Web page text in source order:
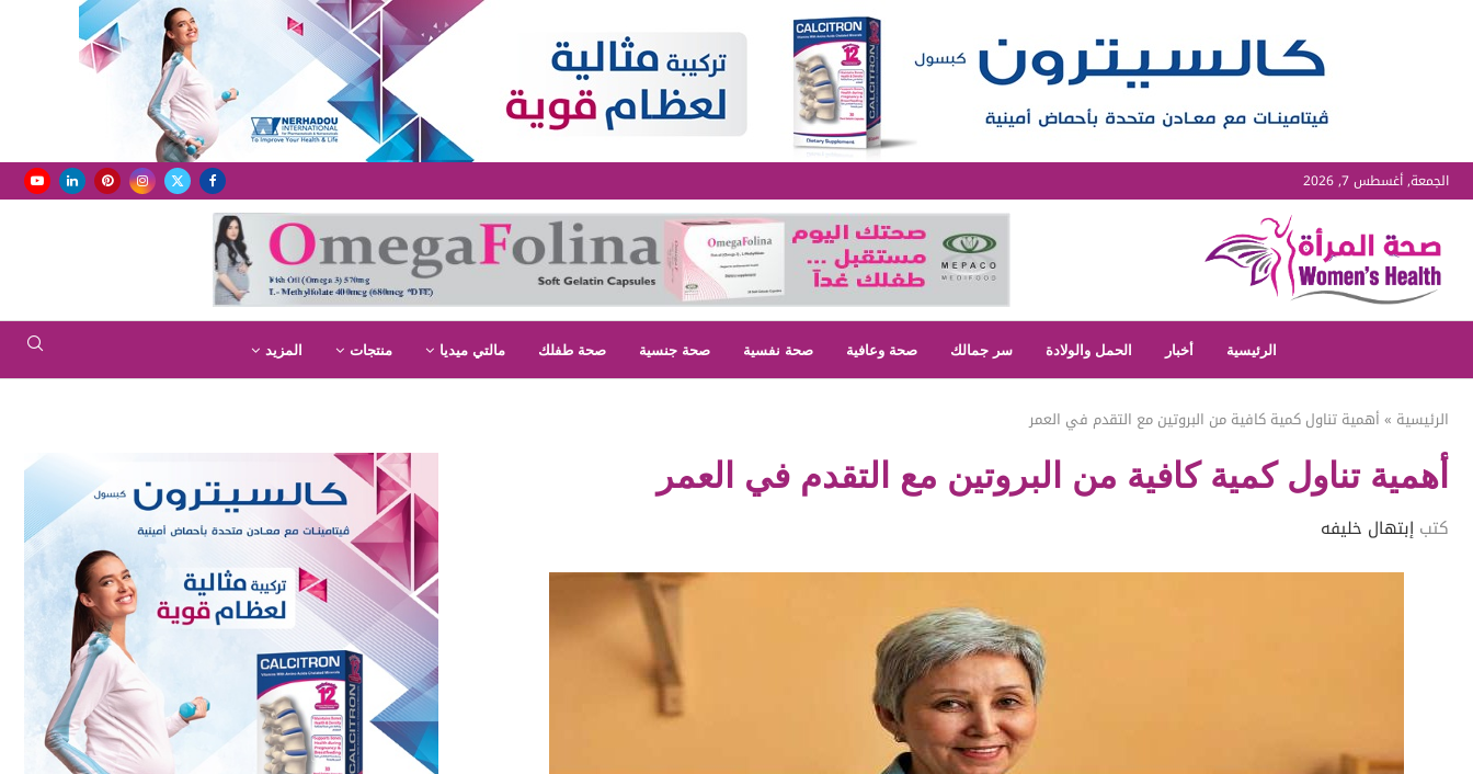
الجمعة, أغسطس 7, 2026
الرئيسية أخبار الحمل والولادة سر جمالك صحة وعافية صحة نفسية صحة جنسية صحة طفلك مالتي ميديا منتجات المزيد
الرئيسية » أهمية تناول كمية كافية من البروتين مع التقدم في العمر
أهمية تناول كمية كافية من البروتين مع التقدم في العمر
كتب إبتهال خليفه